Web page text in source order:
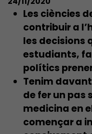
Les ciències
contribuir a
les decisions
estudiants,
polítics
Tenim
de fer un pas
medicina en
començar a